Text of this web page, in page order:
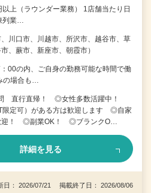
上（ラウンダー業務） 1店舗当たり日
業…
川口市、川越市、所沢市、越谷市、草
、蕨市、新座市、朝霞市）
：00の内、ご自身の勤務可能な時間で働
場合も…
直行直帰！ ◎女性多数活躍中！
限定可）がある方は歓迎します ◎自家
迎！ ◎副業OK！ ◎ブランクO…
詳細を見る
日： 2026/07/21 掲載終了日： 2026/08/06